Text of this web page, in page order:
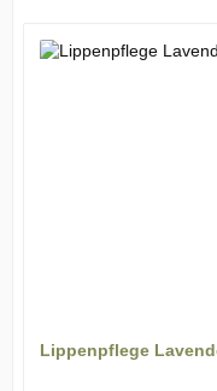
Lippenpflege